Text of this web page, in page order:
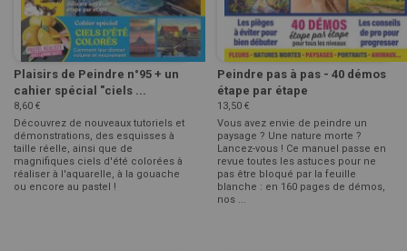
Plaisirs de Peindre n°95 + un
cahier spécial "ciels ...
8,60 €
Découvrez de nouveaux tutoriels et
démonstrations, des esquisses à
taille réelle, ainsi que de
magnifiques ciels d'été colorées à
réaliser à l'aquarelle, à la gouache
ou encore au pastel !
Peindre pas à pas - 40 démos
étape par étape
13,50 €
Vous avez envie de peindre un
paysage ? Une nature morte ?
Lancez-vous ! Ce manuel passe en
revue toutes les astuces pour ne
pas être bloqué par la feuille
blanche : en 160 pages de démos,
nos ...